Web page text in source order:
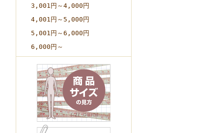
3,001円～4,000円
4,001円～5,000円
5,001円～6,000円
6,000円～